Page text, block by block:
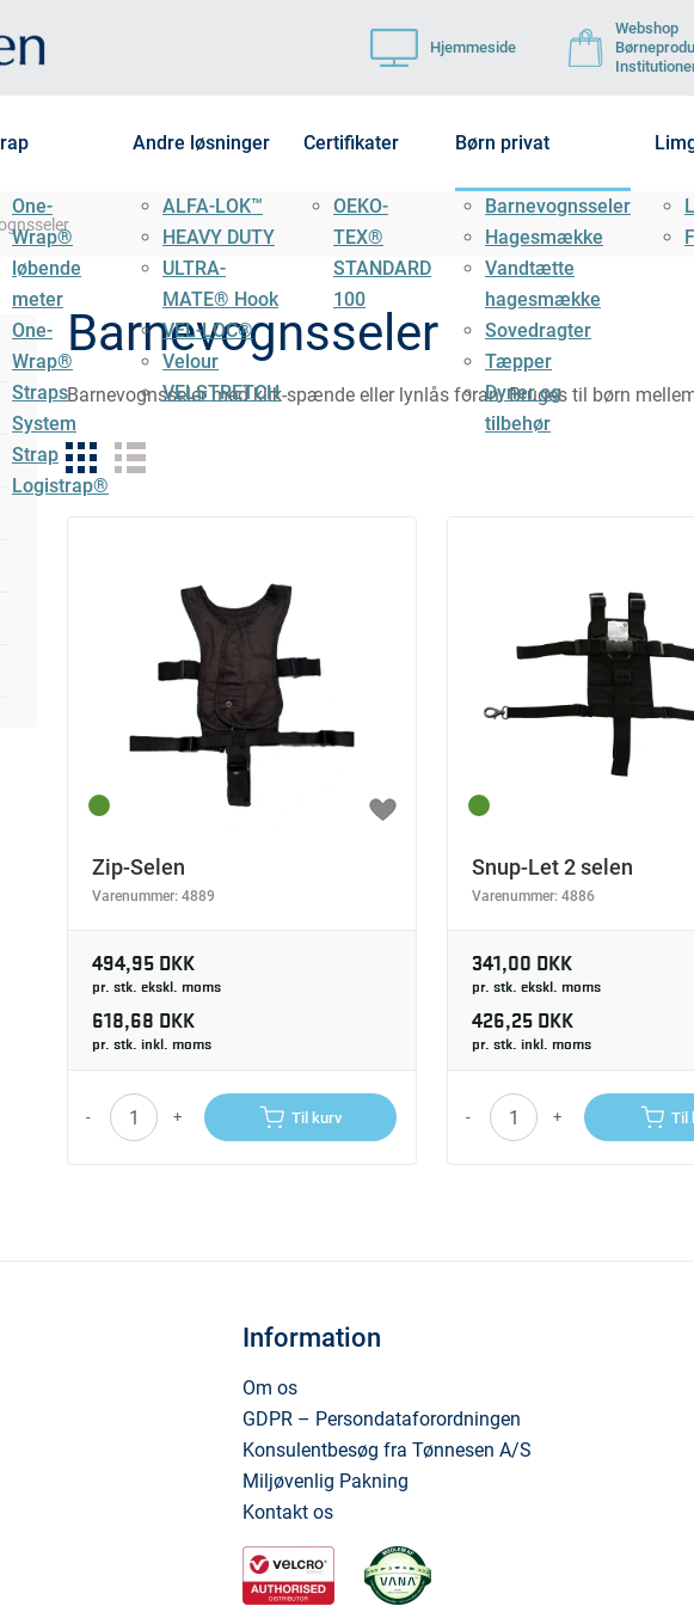
Hjemmeside
Webshop
One-
Wrap®
løbende
meter
One-
Wrap®
Straps
System
Strap
Logistrap®
Andre løsninger
ALFA-LOK™
HEAVY DUTY
ULTRA-
MATE® Hook
VEL-LOC®
Velour
VELSTRETCH
Certifikater
OEKO-
TEX®
STANDARD
100
Børn privat
Barnevognsseler
Hagesmække
Vandtætte
hagesmække
Sovedragter
Tæpper
Dyner og
tilbehør
Barnevognsseler
Barnevognsseler med klik-spænde eller lynlås foran. Bruges til børn
Zip-Selen
Varenummer: 4889
494,95 DKK
pr. stk. ekskl. moms
618,68 DKK
pr. stk. inkl. moms
- + Til kurv
Snup-Let 2 selen
Varenummer:4886
341,00 DKK
pr. stk. ekskl. moms
426,25 DKK
pr. stk. inkl. moms
- + Til
Information
Om os
GDPR – Persondataforordningen
Konsulentbesøg fra Tønnesen A/S
Miljøvenlig Pakning
Kontakt os